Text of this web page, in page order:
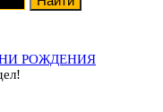
РОЖДЕНИЯ